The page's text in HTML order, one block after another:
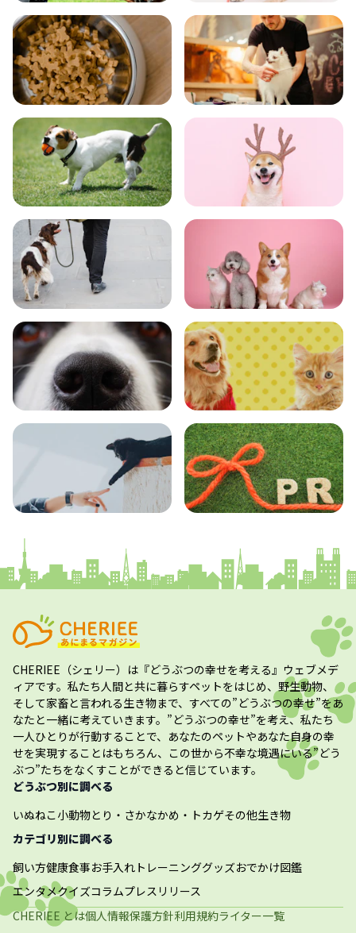
飼い方 健康
食事 お手入れ
トレーニング グッズ
おでかけ 図鑑
エンタメ クイズ
CHERIEE（シェリー） は『どうぶつの幸せを考える』ウェブメデ
ィアです。私たち人間と共に暮らすペットをはじめ、野生動物、
そして家畜と言われる生き物まで、すべての”どうぶつの幸せ”をあ
なたと一緒に考えていきます。”どうぶつの幸せ”を考え、私たち
一人ひとりが行動することで、あなたのペットやあなた自身の幸
せを実現することはもちろん、この世から不幸な境遇にいる”どう
ぶつ”たちをなくすことができると信じています。
どうぶつ別に調べる
いぬねこ小動物とり・さかなかめ・トカゲその他生き物
カテゴリ別に調べる
飼い方健康食事お手入れ トレーニンググッズおでかけ図鑑
エンタメクイズコラムプレスリリース
CHERIEE とは個人情報保護方針利用規約ライター一覧